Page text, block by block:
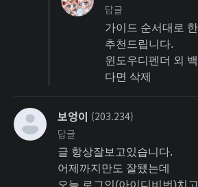
답글
가이드 순서대로
추천드립니다.
윈도우디펜더 외
다면 삭제
보엉이 (203.234)
답글
글 항상잘보고있습니다.
어제까지만도 잘됐는데